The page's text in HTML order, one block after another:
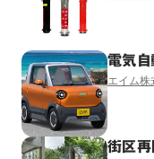
電気自
エイム株
街区